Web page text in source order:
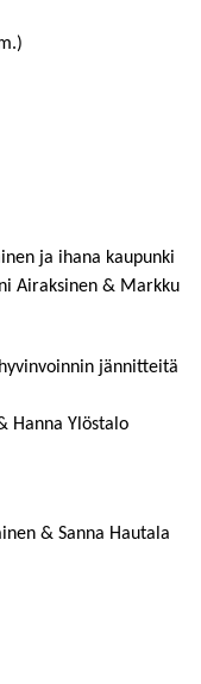
ja ihana kaupunki
Airaksinen & Markku
jännitteitä
Hanna Ylöstalo
& Sanna Hautala